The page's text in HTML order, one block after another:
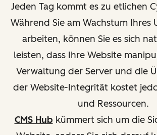
Jeden Tag kommt es zu etlichen
Während Sie am Wachstum Ihres
arbeiten, können Sie es sich
leisten, dass Ihre Website
Verwaltung der Server und die
der Website-Integrität kostet
und Ressourcen.
CMS Hub kümmert sich um die